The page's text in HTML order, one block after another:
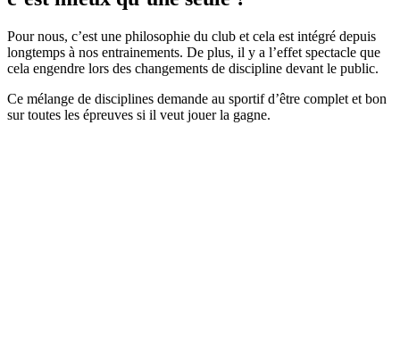
Pour nous, c’est une philosophie du club et cela est intégré depuis
longtemps à nos entrainements. De plus, il y a l’effet spectacle que
cela engendre lors des changements de discipline devant le public.
Ce mélange de disciplines demande au sportif d’être complet et bon
sur toutes les épreuves si il veut jouer la gagne.